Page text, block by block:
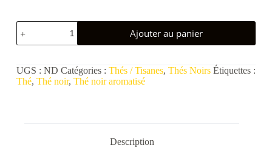
quantité
de
Coquelicot
Ajouter au panier
UGS : ND Catégories : Thés / Tisanes, Thés Noirs Étiquettes :
Thé, Thé noir, Thé noir aromatisé
Description